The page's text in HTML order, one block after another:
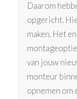
Daarom
opgericht.
maken. Het
van jouw
monteur
opnemen om